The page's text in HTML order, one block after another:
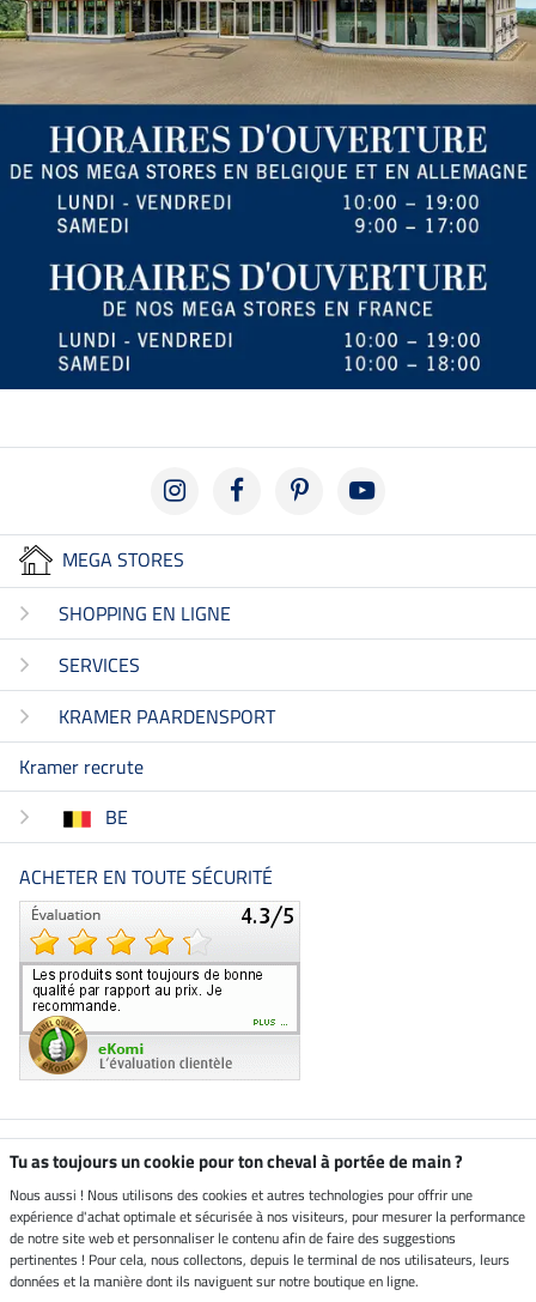
MEGA STORES
SHOPPING EN LIGNE
SERVICES
KRAMER PAARDENSPORT
Kramer recrute
BE
ACHETER EN TOUTE SÉCURITÉ
Boutique climatiquement
neutre
Livraison par
Tu as toujours un cookie pour ton cheval à portée de main ?
Nous aussi ! Nous utilisons des cookies et autres technologies pour offrir une
expérience d'achat optimale et sécurisée à nos visiteurs, pour mesurer la performance
de notre site web et personnaliser le contenu afin de faire des suggestions
pertinentes ! Pour cela, nous collectons, depuis le terminal de nos utilisateurs, leurs
données et la manière dont ils naviguent sur notre boutique en ligne.